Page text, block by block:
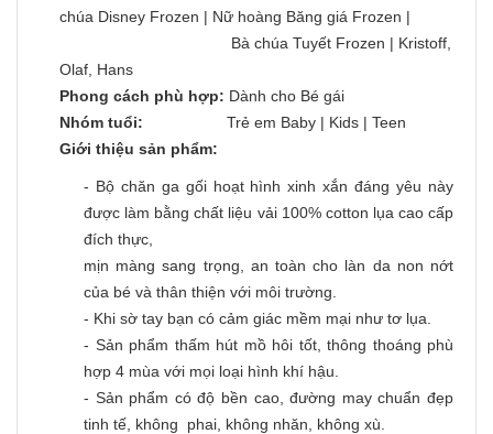
chúa Disney Frozen | Nữ hoàng Băng giá Frozen |
Bà chúa Tuyết Frozen | Kristoff,
Olaf, Hans
Phong cách phù hợp: Dành cho Bé gái
Nhóm tuổi: Trẻ em Baby | Kids | Teen
Giới thiệu sản phẩm:
- Bộ chăn ga gối hoạt hình xinh xắn đáng yêu này
được làm bằng chất liệu vải 100% cotton lụa cao cấp
đích thực,
mịn màng sang trọng, an toàn cho làn da non nớt
của bé và thân thiện với môi trường.
- Khi sờ tay bạn có cảm giác mềm mại như tơ lụa.
- Sản phẩm thấm hút mồ hôi tốt, thông thoáng phù
hợp 4 mùa với mọi loại hình khí hậu.
- Sản phẩm có độ bền cao, đường may chuẩn đẹp
tinh tế, không phai, không nhăn, không xù.